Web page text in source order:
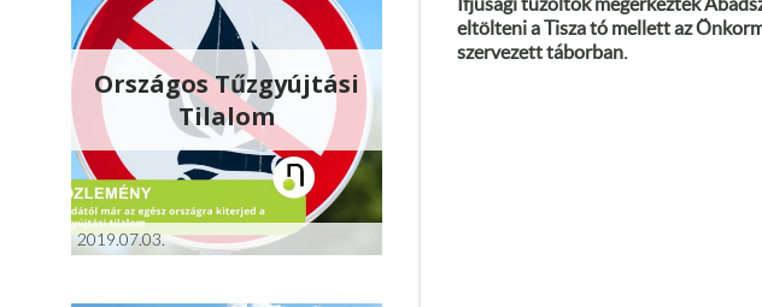
Országos Tűzgyújtási
Tilalom
2019.07.03.
Ifjúsági tűzoltók megérkeztek
eltölteni a Tisza tó mellett az
szervezett táborban.